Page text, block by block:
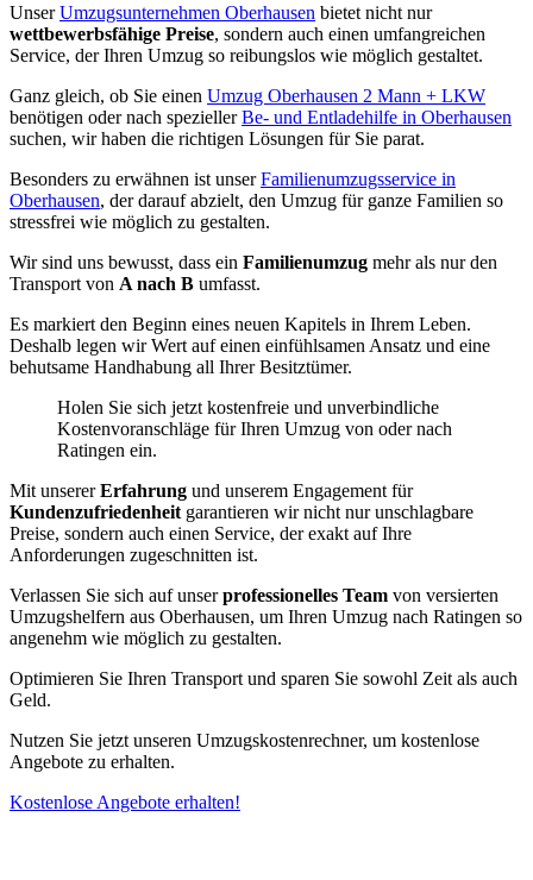
UnserUmzugsunternehmen Oberhausen bietet nicht nur
wettbewerbsfähige Preise, sondern auch einen umfangreichen
Service, der Ihren Umzug so reibungslos wie möglich gestaltet.
Ganz gleich, ob Sie einen Umzug Oberhausen 2 Mann + LKW
benötigen oder nach speziellerBe- und Entladehilfe in Oberhausen
suchen, wir haben die richtigen Lösungen für Sie parat.
Besonders zu erwähnen ist unserFamilienumzugsservice in
Oberhausen, der darauf abzielt, den Umzug für ganze Familien so
stressfrei wie möglich zu gestalten.
Wir sind uns bewusst, dass ein Familienumzug mehr als nur den
Transport von A nach B umfasst.
Es markiert den Beginn eines neuen Kapitels in Ihrem Leben.
Deshalb legen wir Wert auf einen einfühlsamen Ansatz und eine
behutsame Handhabung all Ihrer Besitztümer.
Holen Sie sich jetzt kostenfreie und unverbindliche
Kostenvoranschläge für Ihren Umzug von oder nach
Ratingen ein.
Mit unsererErfahrung und unserem Engagement für
Kundenzufriedenheit garantieren wir nicht nur unschlagbare
Preise, sondern auch einen Service, der exakt auf Ihre
Anforderungen zugeschnitten ist.
Verlassen Sie sich auf unserprofessionelles Team von versierten
Umzugshelfern aus Oberhausen, um Ihren Umzug nach Ratingen so
angenehm wie möglich zu gestalten.
Optimieren Sie Ihren Transport und sparen Sie sowohl Zeit als auch
Geld.
Nutzen Sie jetzt unseren Umzugskostenrechner, um kostenlose
Angebote zu erhalten.
Kostenlose Angebote erhalten!